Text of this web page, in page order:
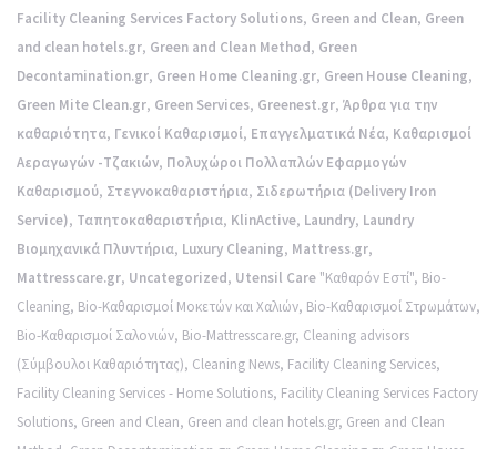
Facility Cleaning Services Factory Solutions, Green and Clean, Green
and clean hotels.gr, Green and Clean Method, Green
Decontamination.gr, Green Home Cleaning.gr, Green House Cleaning,
Green Mite Clean.gr, Green Services, Greenest.gr, Άρθρα για την
καθαριότητα, Γενικοί Καθαρισμοί, Επαγγελματικά Νέα, Καθαρισμοί
Αεραγωγών -Τζακιών, Πολυχώροι Πολλαπλών Εφαρμογών
Καθαρισμού, Στεγνοκαθαριστήρια, Σιδερωτήρια (Delivery Iron
Service), Ταπητοκαθαριστήρια, KlinActive, Laundry, Laundry
Βιομηχανικά Πλυντήρια, Luxury Cleaning, Mattress.gr,
Mattresscare.gr, Uncategorized, Utensil Care "Καθαρόν Εστί", Bio-
Cleaning, Bio-Καθαρισμοί Μοκετών και Χαλιών, Bio-Καθαρισμοί Στρωμάτων,
Bio-Καθαρισμοί Σαλονιών, Bio-Mattresscare.gr, Cleaning advisors
(Σύμβουλοι Καθαριότητας), Cleaning News, Facility Cleaning Services,
Facility Cleaning Services - Home Solutions, Facility Cleaning Services Factory
Solutions, Green and Clean, Green and clean hotels.gr, Green and Clean